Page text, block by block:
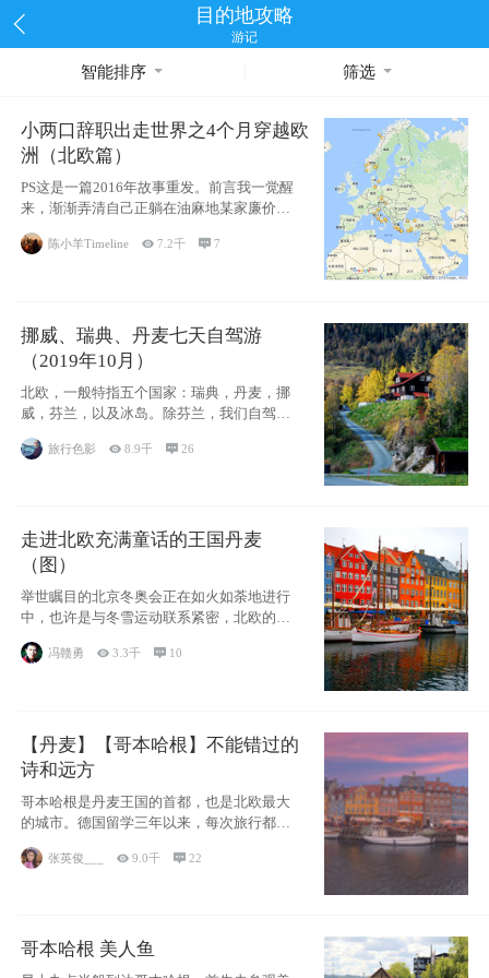
目的地攻略
游记
智能排序 筛选
小两口辞职出走世界之4个月穿越欧
洲（北欧篇）
PS这是一篇2016年故事重发。前言我一觉醒
来，渐渐弄清自己正躺在油麻地某家廉价宾
馆
陈小羊Timeline 7.2千 7
挪威、瑞典、丹麦七天自驾游
（2019年10月）
北欧，一般特指五个国家：瑞典，丹麦，挪
威，芬兰，以及冰岛。除芬兰，我们自驾游
旅行色影 8.9千 26
走进北欧充满童话的王国丹麦
（图）
举世瞩目的北京冬奥会正在如火如荼地进行
中，也许是与冬雪运动联系紧密，北欧的一
些国家因
冯赣勇 3.3千  10
【丹麦】【哥本哈根】不能错过的
诗和远方
哥本哈根是丹麦王国的首都，也是北欧最大
的城市。德国留学三年以来，每次旅行都是
张英俊___ 9.0千 22
哥本哈根 美人鱼